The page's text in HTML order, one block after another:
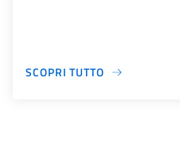
SCOPRI TUTTO